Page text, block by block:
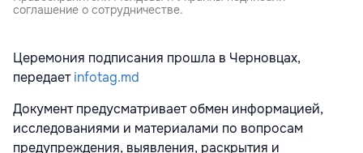
соглашение о сотрудничестве.
Церемония подписания прошла в Черновцах,
передаетinfotag.md
Документ предусматривает обмен информацией,
исследованиями и материалами по вопросам
предупреждения, выявления, раскрытия и